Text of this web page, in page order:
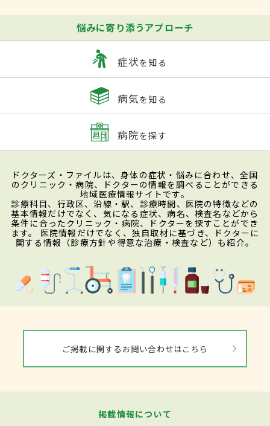
悩みに寄り添うアプローチ
症状を知る
病気を知る
病院を探す
ドクターズ・ファイルは、身体の症状・悩みに合わせ、全国
のクリニック・病院、ドクターの情報を調べることができる
地域医療情報サイトです。
診療科目、行政区、沿線・駅、診療時間、医院の特徴などの
基本情報だけでなく、気になる症状、病名、検査名などから
条件に合ったクリニック・病院、ドクターを探すことができ
ます。 医院情報だけでなく、独自取材に基づき、ドクターに
関する情報（診療方針や得意な治療・検査など）も紹介。
ご掲載に関するお問い合わせはこちら
掲載情報について